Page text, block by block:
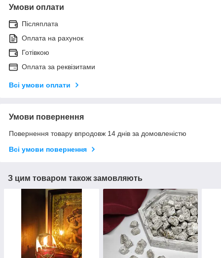
Умови оплати
Післяплата
Оплата на рахунок
Готівкою
Оплата за реквізитами
Всі умови оплати
Умови повернення
Повернення товару впродовж 14 днів за домовленістю
Всі умови повернення
З цим товаром також замовляють